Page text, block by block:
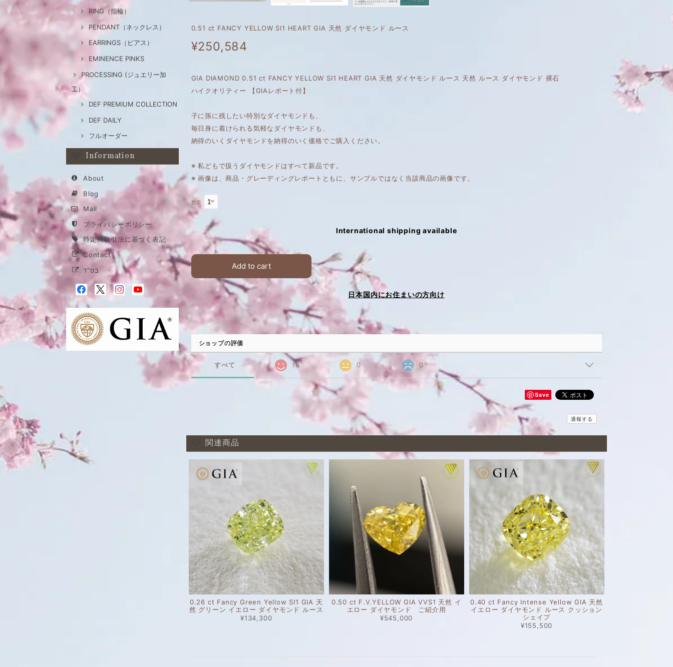
RING（指輪）
PENDANT（ネックレス）
EARRINGS（ピアス）
EMINENCE PINKS
PROCESSING (ジュエリー加
工）
DEF PREMIUM COLLECTION
DEF DAILY
フルオーダー
Information
About
Blog
Mail
プライバシーポリシー
特定商取引法に基づく表記
Contact
בס"ד
0.51 ct FANCY YELLOW SI1 HEART GIA 天然 ダイヤモンド ルース
¥250,584
GIA DIAMOND 0.51 ct FANCY YELLOW SI1 HEART GIA 天然 ダイヤモンド ルース 天然 ルース ダイヤモンド 裸石
ハイクオリティー 【GIAレポート付】
子に孫に残したい特別なダイヤモンドも、
毎日身に着けられる気軽なダイヤモンドも、
納得のいくダイヤモンドを納得のいく価格でご購入ください。
※ 私どもで扱うダイヤモンドはすべて新品です。
※ 画像は、商品・グレーディングレポートともに、サンプルではなく当該商品の画像です。
数量
International shipping available
Add to cart
日本国内にお住まいの方向け
ショップの評価
すべて 19 0 0
Save
通報する
関連商品
0.26 ct Fancy Green Yellow SI1 GIA 天
然 グリーン イエロー ダイヤモンド ルース
¥134,300
0.50 ct F.V.YELLOW GIA VVS1 天然 イ
エロー ダイヤモンド ご紹介用
¥545,000
0.40 ct Fancy Intense Yellow GIA 天然
イエロー ダイヤモンド ルース クッション
シェイプ
¥155,500